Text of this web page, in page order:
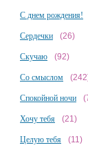
С днем рождения!
Сердечки (26)
Скучаю (92)
Со смыслом
Спокойной ночи
Хочу тебя (21)
Целую тебя (11)